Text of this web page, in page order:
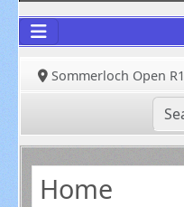
Sommerloch Open R1
Home